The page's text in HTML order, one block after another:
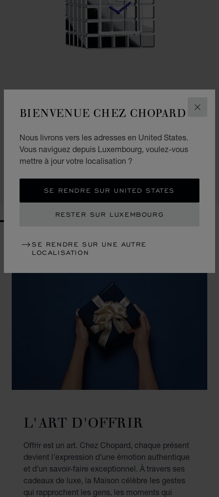
BIENVENUE CHEZ CHOPARD
Nous livrons vers les adresses en United States.
Vous naviguez depuis Luxembourg, voulez-vous
mettre à jour votre localisation ?
SE RENDRE SUR UNITED STATES
RESTER SUR LUXEMBOURG
SE RENDRE SUR UNE AUTRE
LOCALISATION
ALLER À LA DIAPOSITIVE 1
ALLER À LA
ALLER À LA
PENDULETTE ICE CUBE
MÉTAL ARGENTÉ
ACHETER
L'ART D'OFFRIR
Offrir est un art. Chez Chopard, chaque présent
devient l'expression d'une émotion authentique
et d'un savoir-faire exceptionnel. À travers ses
cadeaux de luxe, la Maison célèbre les gestes
qui rapprochent les gens, les moments qui